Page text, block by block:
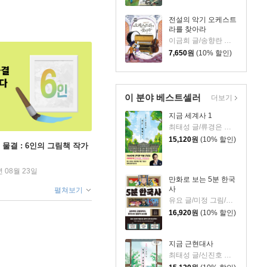
전설의 악기 오케스트
라를 찾아라
7,650원 (10% 할인)
이 분야 베스트셀러
지금 세계사 1
최태성 글/류경은 그림
15,120원 (10% 할인)
만화로 보는 5분 한국
사
16,920원 (10% 할인)
지금 근현대사
더보기
결 : 6인의 그림책 작가
08월 23일
펼쳐보기